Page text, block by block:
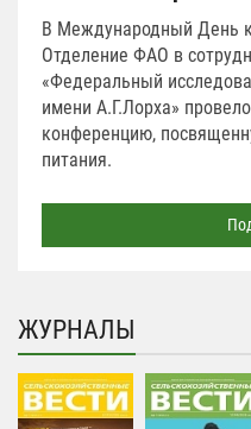
В Международный День
Отделение ФАО в
«Федеральный
имени А.Г.Лорха»
конференцию,
питания.
ЖУРНАЛЫ